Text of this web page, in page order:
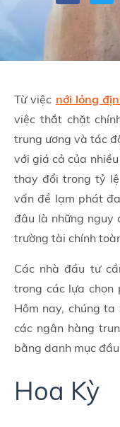
Từ việc nới lỏng
việc thắt chặt
trung ương và tác
với giá cả của
thay đổi trong tỷ
vấn đề lạm phát
đâu là những nguy
trường tài chính
Các nhà đầu tư
trong các lựa chọn
Hôm nay, chúng
các ngân hàng
bằng danh mục
Hoa Kỳ